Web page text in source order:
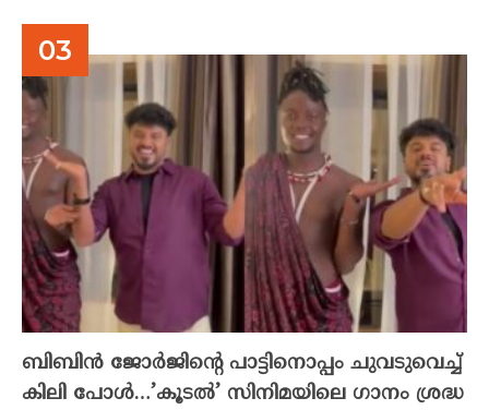
ബിബിൻ ജോർജിന്റെ പാട്ടിനൊപ്പം ചുവടുവെച്ച്
കിലി പോൾ…’കൂടൽ’ സിനിമയിലെ ഗാനം ശ്രദ്ധ